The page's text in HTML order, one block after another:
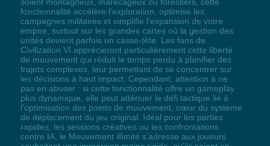
soient montagneux, marécageux ou forestiers, cette
fonctionnalité accélère l'exploration, optimise les
campagnes militaires et simplifie l'expansion de votre
empire, surtout sur les grandes cartes où la gestion des
unités devient parfois un casse-tête. Les fans de
Civilization VI apprécieront particulièrement cette liberté
de mouvement qui réduit le temps perdu à planifier des
trajets complexes, leur permettant de se concentrer sur
les décisions à haut impact. Cependant, attention à ne
pas en abuser : si cette fonctionnalité offre un gameplay
plus dynamique, elle peut atténuer le défi tactique lié à
l'optimisation des points de mouvement, cœur du système
de déplacement du jeu original. Idéal pour les parties
rapides, les sessions créatives ou les confrontations
contre IA, le Mouvement illimité s'adresse aux joueurs